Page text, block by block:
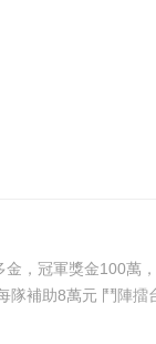
獎金和補助超過400萬
獎金60萬元 第三名，獎金40萬元 第四